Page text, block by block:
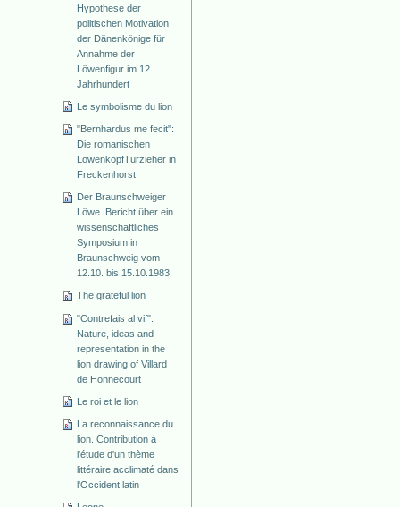
Hypothese der
politischen Motivation
der Dänenkönige für
Annahme der
Löwenfigur im 12.
Jahrhundert
Le symbolisme du lion
"Bernhardus me fecit":
Die romanischen
Löwenkopf­Türzieher in
Freckenhorst
Der Braunschweiger
Löwe. Bericht über ein
wissenschaftliches
Symposium in
Braunschweig vom
12.10. bis 15.10.1983
The grateful lion
"Contrefais al vif":
Nature, ideas and
representation in the
lion drawing of Villard
de Honnecourt
Le roi et le lion
La reconnaissance du
lion. Contribution à
l'étude d'un thème
littéraire acclimaté dans
l'Occident latin